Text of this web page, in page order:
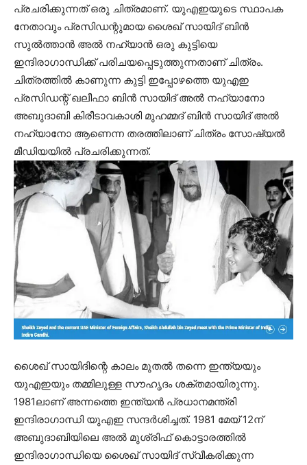
പ്രചരിക്കുന്നത് ഒരു ചിത്രമാണ്. യുഎഇയുടെ സ്ഥാപക
നേതാവും പ്രസിഡന്റുമായ ശൈഖ് സായിദ് ബിന്‍
സുല്‍ത്താന്‍ അല്‍ നഹ്‍യാന്‍ ഒരു കുട്ടിയെ
ഇന്ദിരാഗാന്ധിക്ക് പരിചയപ്പെടുത്തുന്നതാണ് ചിത്രം.
ചിത്രത്തില്‍ കാണുന്ന കുട്ടി ഇപ്പോഴത്തെ യുഎഇ
പ്രസിഡന്റ് ഖലീഫാ ബിന്‍ സായിദ് അല്‍ നഹ്‍യാനോ
അബുദാബി കിരീടാവകാശി മുഹമ്മദ് ബിന്‍ സായിദ് അല്‍
നഹ്‍യാനോ ആണെന്ന തരത്തിലാണ് ചിത്രം സോഷ്യല്‍
മീഡിയയില്‍ പ്രചരിക്കുന്നത്.
ശൈഖ് സായിദിന്റെ കാലം മുതല്‍ തന്നെ ഇന്ത്യയും
യുഎഇയും തമ്മിലുള്ള സൗഹൃദം ശക്തമായിരുന്നു.
1981ലാണ് അന്നത്തെ ഇന്ത്യന്‍ പ്രധാനമന്ത്രി
ഇന്ദിരാഗാന്ധി യുഎഇ സന്ദര്‍ശിച്ചത്. 1981 മേയ് 12ന്
അബുദാബിയിലെ അല്‍ മുശ്‍രിഫ് കൊട്ടാരത്തില്‍
ഇന്ദിരാഗാന്ധിയെ ശൈഖ് സായിദ് സ്വീകരിക്കുന്ന